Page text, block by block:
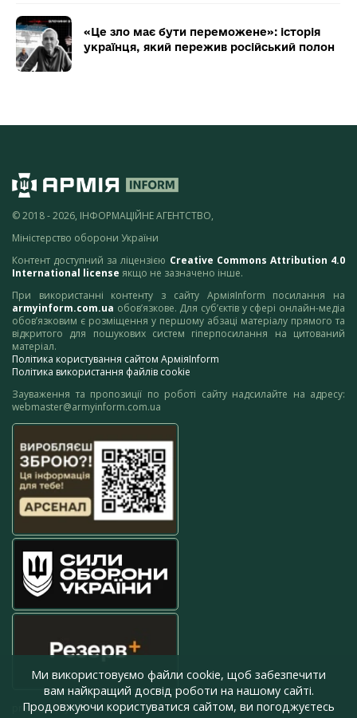
«Це зло має бути переможене»: історія
українця, який пережив російський полон
© 2018 - 2026, ІНФОРМАЦІЙНЕ АГЕНТСТВО,
Міністерство оборони України
Контент доступний за ліцензією Creative Commons Attribution 4.0
International license якщо не зазначено інше.
При використанні контенту з сайту АрміяInform посилання на
armyinform.com.ua обов’язкове. Для суб’єктів у сфері онлайн-медіа
обов’язковим є розміщення у першому абзаці матеріалу прямого та
відкритого для пошукових систем гіперпосилання на цитований
матеріал.
Політика користування сайтом АрміяInform
Політика використання файлів cookie
Зауваження та пропозиції по роботі сайту надсилайте на адресу:
webmaster@armyinform.com.ua
press@armyinform.com.ua
Ми використовуємо файли cookie, щоб забезпечити
вам найкращий досвід роботи на нашому сайті.
Продовжуючи користуватися сайтом, ви погоджуєтесь